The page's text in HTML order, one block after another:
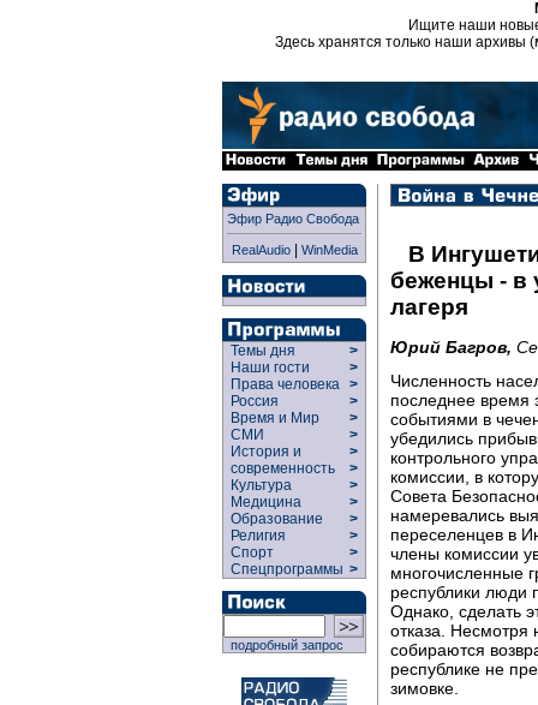
Ищите наши
Здесь хранятся только наши архивы
Эфир Радио Свобода
RealAudio| WinMedia
Темы дня
>
Наши гости
>
Права человека >
Россия
>
Время и Мир
>
СМИ
>
История и
современность
>
>
Культура
>
Медицина
>
Образование
>
Религия
>
Спорт
>
Спецпрограммы >
подробный запрос
В
беженцы - в
лагеря
Юрий Багров,
Численность
последнее время
событиями в
убедились
контрольного
комиссии, в
Совета
намеревались
переселенцев в
члены комиссии
многочисленные
республики люди
Однако, сделать
отказа.
собираются
республике не
зимовке.